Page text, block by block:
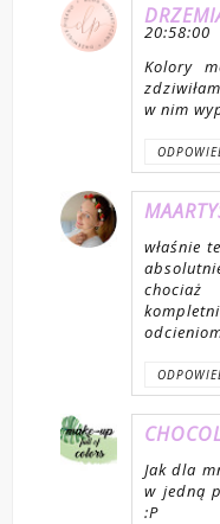
20:58:00
Kolory
w nim
właśnie
Jak dla
w jedną
:P